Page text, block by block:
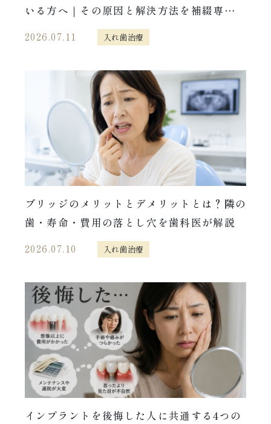
いる方へ｜その原因と解決方法を補綴専門医
2026.07.11 入れ歯治療
ブリッジのメリットとデメリットとは？隣の
歯・寿命・費用の落とし穴を歯科医が解説
2026.07.10 入れ歯治療
インプラントを後悔した人に共通する4つの